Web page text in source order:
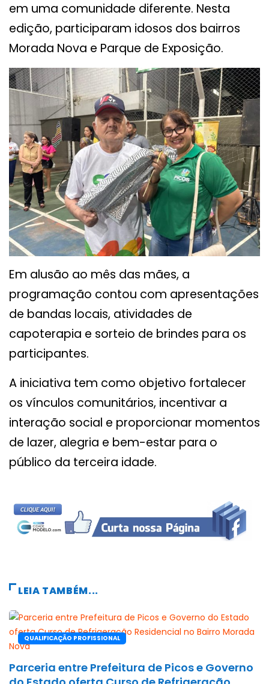
em uma comunidade diferente. Nesta
edição, participaram idosos dos bairros
Morada Nova e Parque de Exposição.
Em alusão ao mês das mães, a
programação contou com apresentações
de bandas locais, atividades de
capoterapia e sorteio de brindes para os
participantes.
A iniciativa tem como objetivo fortalecer
os vínculos comunitários, incentivar a
interação social e proporcionar momentos
de lazer, alegria e bem-estar para o
público da terceira idade.
LEIA TAMBÉM...
QUALIFICAÇÃO PROFISSIONAL
Parceria entre Prefeitura de Picos e Governo